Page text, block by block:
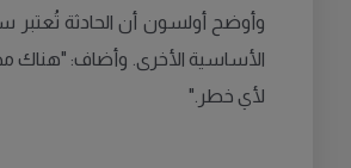
وأوضح أولسون أن الحادثة تُعتبر
الأساسية الأخرى. وأضاف: "هناك
لأي خطر."